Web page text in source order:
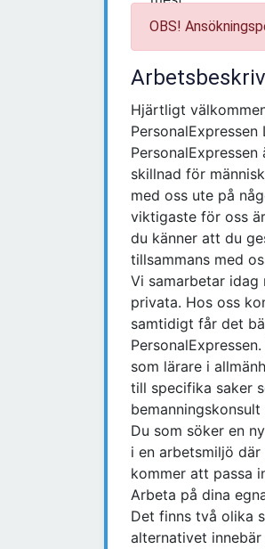
OBS!
Hjärtligt
PersonalExpressen
skillnad för
med oss ute på
viktigaste för oss
du känner att du
tillsammans med
Vi samarbetar idag
privata. Hos oss
samtidigt får det
som lärare i
till specifika saker
bemanningskonsult
Du som söker en
i en arbetsmiljö
kommer att passa
Arbeta på dina
Det finns två olika
alternativet